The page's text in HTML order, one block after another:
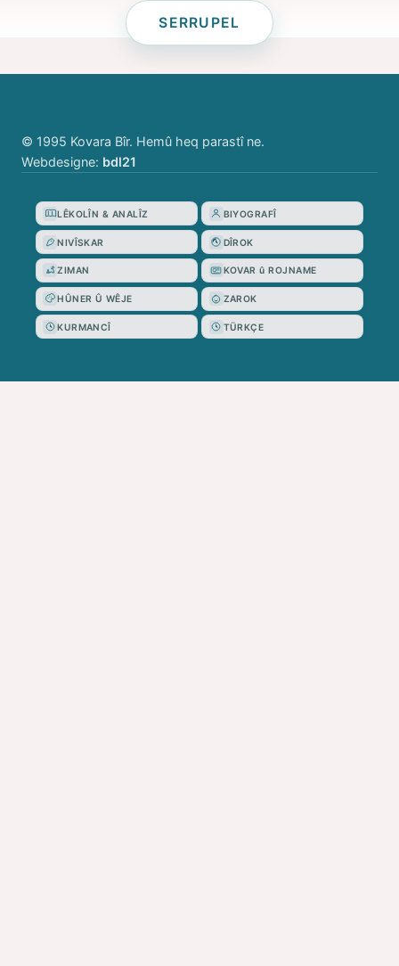
SERRUPEL
© 1995 Kovara Bîr. Hemû heq parastî ne.
Webdesigne: bdl21
LÊKOLÎN & ANALÎZ BIYOGRAFÎ
NIVÎSKAR DÎROK
ZIMAN KOVAR û ROJNAME
HÛNER Û WÊJE ZAROK
KURMANCÎ TÜRKÇE